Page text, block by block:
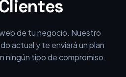
de tu negocio. Nuestro
actual y te enviará un plan
ningún tipo de compromiso.